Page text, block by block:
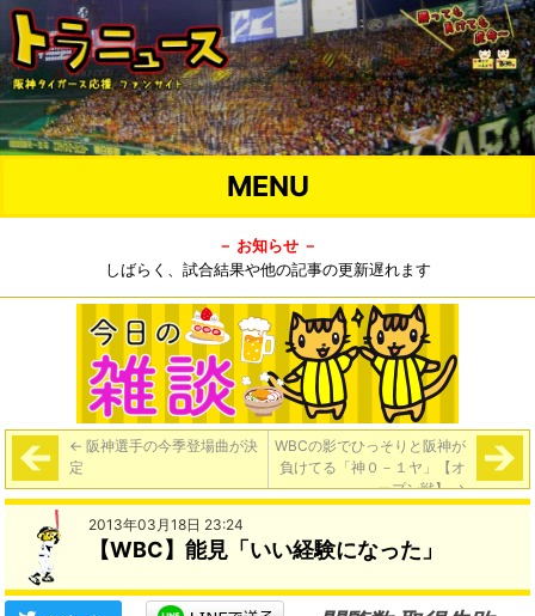
MENU
－ お知らせ －
しばらく、試合結果や他の記事の更新遅れます
← 阪神選手の今季登場曲が決
定
WBCの影でひっそりと阪神が
負けてる「神０－１ヤ」【オ
ープン戦】→
2013年03月18日 23:24
【WBC】能見「いい経験になった」